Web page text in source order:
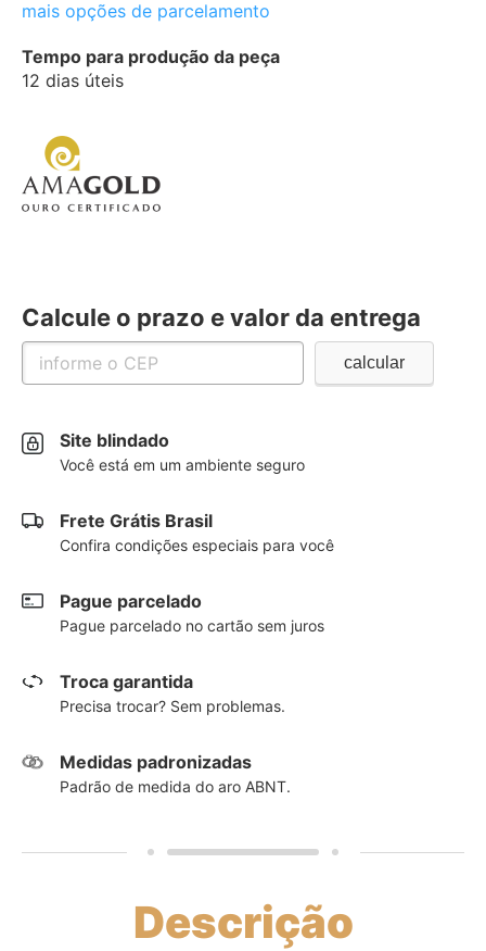
mais opções de parcelamento
Tempo para produção da peça
12 dias úteis
Calcule o prazo e valor da entrega
Site blindado
Você está em um ambiente seguro
Frete Grátis Brasil
Confira condições especiais para você
Pague parcelado
Pague parcelado no cartão sem juros
Troca garantida
Precisa trocar? Sem problemas.
Medidas padronizadas
Padrão de medida do aro ABNT.
Descrição